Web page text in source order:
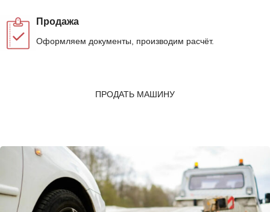
Продажа
Оформляем документы, производим расчёт.
ПРОДАТЬ МАШИНУ